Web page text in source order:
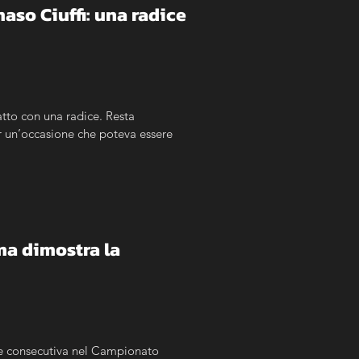
Ciuffi: una radice
con una radice. Resta
che poteva essere
dimostra la
consecutiva nel Campionato